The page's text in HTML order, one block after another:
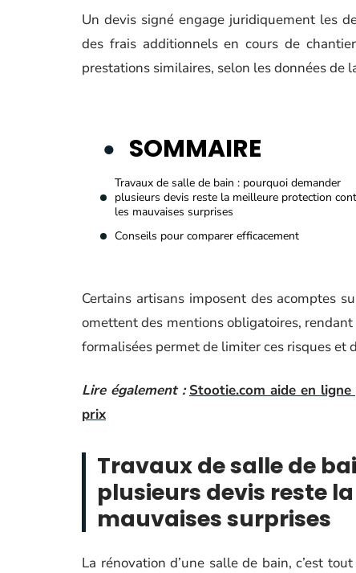
Un devis signé engage juridiquement les
des frais additionnels en cours de
prestations similaires, selon les données de
SOMMAIRE
Travaux de salle de bain : pourquoi demander
plusieurs devis reste la meilleure protection
les mauvaises surprises
Conseils pour comparer efficacement
Certains artisans imposent des acomptes
omettent des mentions obligatoires,
formalisées permet de limiter ces risques et
Lire également : Stootie.com aide en
prix
Travaux de salle de
plusieurs devis reste
mauvaises surprises
La rénovation d’une salle de bain, c’est